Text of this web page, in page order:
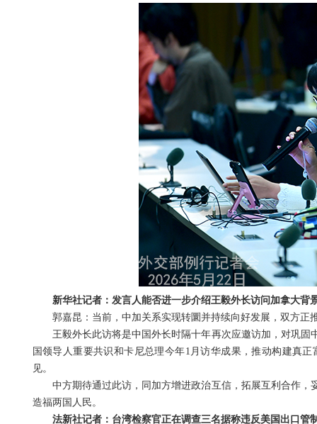
新华社记者：发言人能否进一步介绍王毅外长访问加拿大背
郭嘉昆：当前，中加关系实现转圜并持续向好发展，双方正
王毅外长此访将是中国外长时隔十年再次应邀访加，对巩
国领导人重要共识和卡尼总理今年1月访华成果，推动构建真
见。
中方期待通过此访，同加方增进政治互信，拓展互利合作
造福两国人民。
法新社记者：台湾检察官正在调查三名据称违反美国出口